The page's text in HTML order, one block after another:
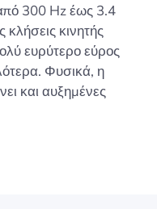
από 300 Hz έως 3.4
κινητής
ευρύτερο εύρος
Φυσικά, η
και αυξημένες